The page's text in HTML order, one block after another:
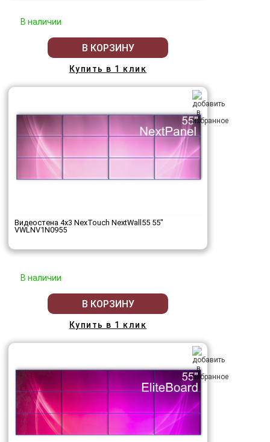
В наличии
В КОРЗИНУ
Купить в 1 клик
Видеостена 4x3 NexTouch NextWall55 55"
VWLNV1N0955
В наличии
В КОРЗИНУ
Купить в 1 клик